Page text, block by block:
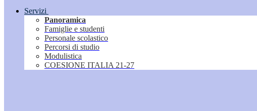
Servizi
Panoramica
Famiglie e studenti
Personale scolastico
Percorsi di studio
Modulistica
COESIONE ITALIA 21-27